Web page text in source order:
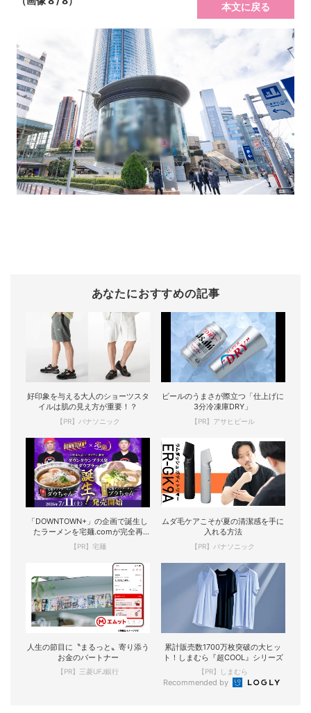
本文に戻る
あなたにおすすめの記事
好印象を与える大人のショーツスタ
イルは肌の見え方が重要！？
【PR】パナソニック
ビールのうまさが際立つ「仕上げに
3分冷凍庫DRY」
【PR】アサヒビール
「DOWNTOWN+」の企画で誕生し
たラーメンを宅麺.comが完全再
現！
【PR】宅麺
ムダ毛ケアこそが夏の清潔感を手に
入れる方法
【PR】パナソニック
人生の節目に〝まるっと〟寄り添う
お金のパートナー
【PR】三菱UFJ銀行
累計販売数1700万枚突破の大ヒッ
ト！しまむら『超COOL』シリーズ
【PR】しまむら
Recommended by